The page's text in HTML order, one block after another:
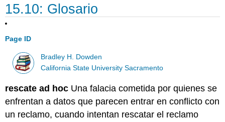
15.10: Glosario
Page ID
Bradley H. Dowden
California State University Sacramento
rescate ad hoc Una falacia cometida por quienes se
enfrentan a datos que parecen entrar en conflicto con
un reclamo, cuando intentan rescatar el reclamo